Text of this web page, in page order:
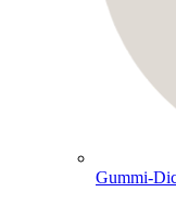
Gummi-